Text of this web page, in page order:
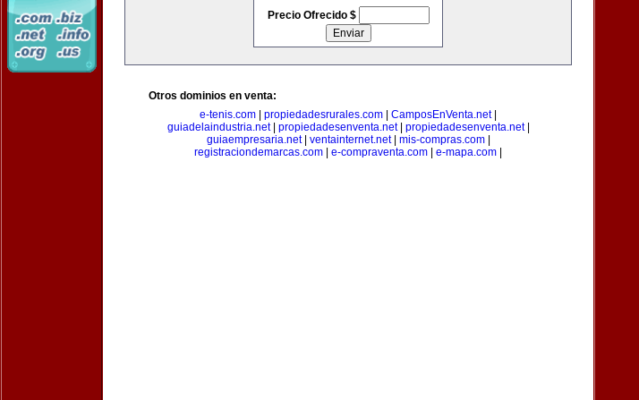
Precio Ofrecido $
Otros dominios en venta:
e-tenis.com
propiedadesrurales.com CamposEnVenta.net
guiadelaindustria.net propiedadesenventa.net propiedadesenventa.net|
guiaempresaria.net| ventainternet.net| mis-compras.com|
registraciondemarcas.com
e-compraventa.com e-mapa.com